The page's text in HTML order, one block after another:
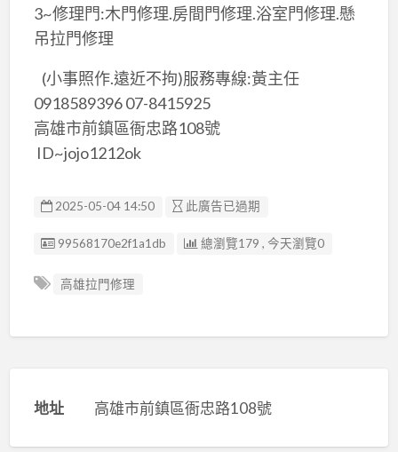
3~修理門:木門修理.房間門修理.浴室門修理.懸
吊拉門修理
(小事照作.遠近不拘)服務專線:黃主任
0918589396 07-8415925
高雄市前鎮區衙忠路108號
ID~jojo1212ok
2025-05-04 14:50 此廣告已過期
廣告编號
99568170e2f1a1db 總瀏覽179 , 今天瀏覽0
高雄拉門修理
地址 高雄市前鎮區衙忠路108號